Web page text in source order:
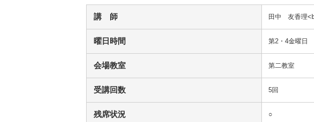
講 師 田中　友香理
曜日時間 第2・4金曜日
会場教室 第二教室
受講回数 5回
残席状況 ○